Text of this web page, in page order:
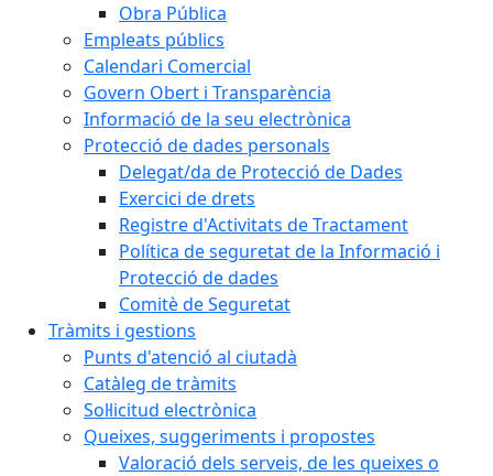
Obra Pública
Empleats públics
Calendari Comercial
Govern Obert i Transparència
Informació de la seu electrònica
Protecció de dades personals
Delegat/da de Protecció de Dades
Exercici de drets
Registre d'Activitats de Tractament
Política de seguretat de la Informació i
Protecció de dades
Comitè de Seguretat
Tràmits i gestions
Punts d'atenció al ciutadà
Catàleg de tràmits
Sol·licitud electrònica
Queixes, suggeriments i propostes
Valoració dels serveis, de les queixes o